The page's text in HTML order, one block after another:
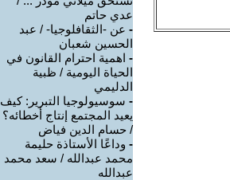
عدي حاتم
- عن -الثقافلوجيا- / عبد
الحسين شعبان
- اهمية احترام القانون في
الحياة اليومية / ظبية
الدليمي
- سوسيولوجيا التبرير: كيف
يعيد المجتمع إنتاج أخطائه؟
/ حسام الدين فياض
- وداعًا الأستاذة حليمة
محمد عبدالله / سعد محمد
عبدالله